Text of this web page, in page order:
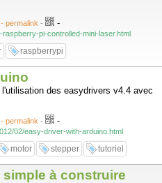
permalink - -
pi-controlled-mini-laser.html
raspberrypi
des easydrivers v4.4 avec
permalink - -
02/easy-driver-with-arduino.html
motor stepper tutoriel
simple à construire